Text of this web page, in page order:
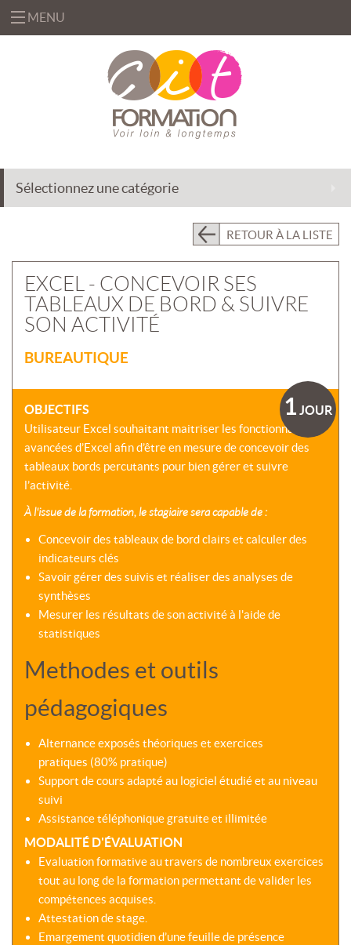
MENU
INFORMATIQUE
MANAGEMENT
&
FORMATION
DÉLÉGATION
DE
FORMATEURS
CPF
ENTREPRISES
CENTRE
PRÉSENTIEL
INTRA
PRÉSENTIEL
INTER
CLASSES
VIRTUELLES
COACHING
LEARNING
MULTI-
MODALES
MALLETTE
DIRIGEANT
SOMMES-
PRÉSENTATION
DÉMARCHE
NOS
COLLECTIVES
NOTRE
CENTRE
RÉSEAU
Sélectionnez une catégorie
RETOUR À LA LISTE
EXCEL - CONCEVOIR SES
TABLEAUX DE BORD & SUIVRE
SON ACTIVITÉ
BUREAUTIQUE
OBJECTIFS
Utilisateur Excel souhaitant maitriser les fonctionnalités
avancées d’Excel afin d’être en mesure de concevoir des
tableaux bords percutants pour bien gérer et suivre
l’activité.
À l'issue de la formation, le stagiaire sera capable de :
Concevoir des tableaux de bord clairs et calculer des
indicateurs clés
Savoir gérer des suivis et réaliser des analyses de
synthèses
Mesurer les résultats de son activité à l'aide de
statistiques
Methodes et outils
pédagogiques
Alternance exposés théoriques et exercices
pratiques (80% pratique)
Support de cours adapté au logiciel étudié et au niveau
suivi
Assistance téléphonique gratuite et illimitée
MODALITÉ D'ÉVALUATION
Evaluation formative au travers de nombreux exercices
tout au long de la formation permettant de valider les
compétences acquises.
Attestation de stage.
Emargement quotidien d’une feuille de présence
1 JOUR